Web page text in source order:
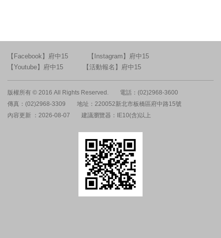
【Facebook】府中15
【Instagram】府中15
【Youtube】府中15
【活動報名】府中15
版權所有 © 2016 All Rights Reserved.
電話：(02)2968-3600
傳真：(02)2968-3309
地址：220052新北市板橋區府中路15號
內容更新 ：2026-08-07
建議瀏覽器：IE10(含)以上